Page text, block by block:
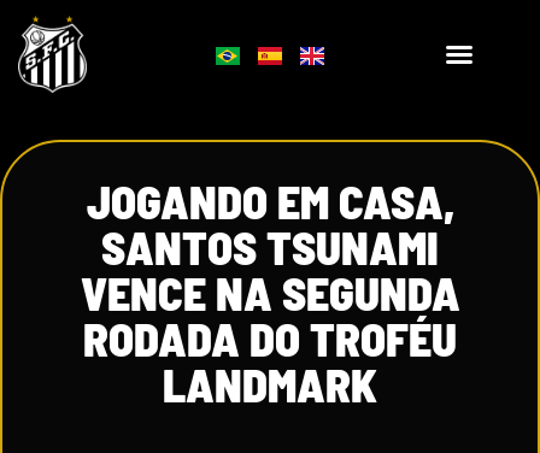
JOGANDO EM CASA,
SANTOS TSUNAMI
VENCE NA SEGUNDA
RODADA DO TROFÉU
LANDMARK